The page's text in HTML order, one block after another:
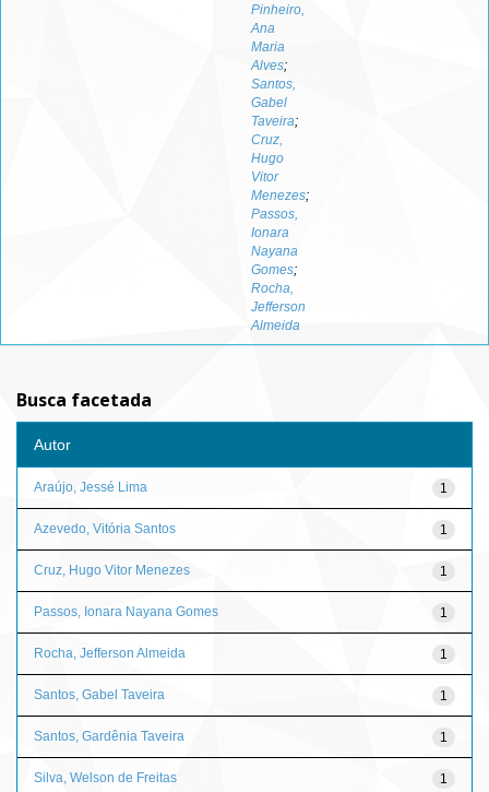
Pinheiro,
Ana
Maria
Alves;
Santos,
Gabel
Taveira;
Cruz,
Hugo
Vitor
Menezes;
Passos,
Ionara
Nayana
Gomes;
Rocha,
Jefferson
Almeida
Busca facetada
Autor
1
Araújo, Jessé Lima
1
Azevedo, Vitória Santos
1
Cruz, Hugo Vitor Menezes
1
Passos, Ionara Nayana Gomes
1
Rocha, Jefferson Almeida
1
Santos, Gabel Taveira
1
Santos, Gardênia Taveira
1
Silva, Welson de Freitas